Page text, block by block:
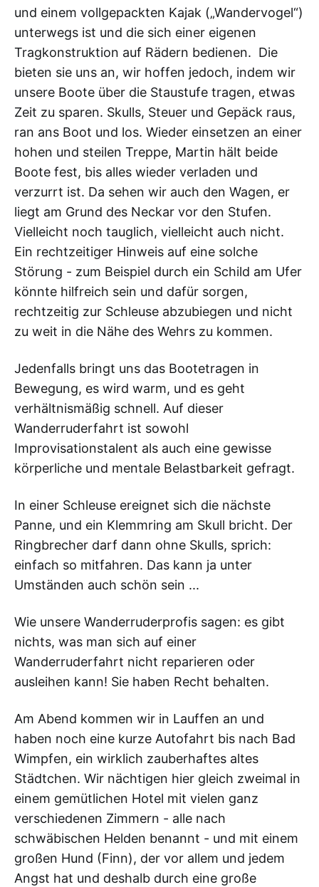
und einem vollgepackten Kajak („Wandervogel“)
unterwegs ist und die sich einer eigenen
Tragkonstruktion auf Rädern bedienen. Die
bieten sie uns an, wir hoffen jedoch, indem wir
unsere Boote über die Staustufe tragen, etwas
Zeit zu sparen. Skulls, Steuer und Gepäck raus,
ran ans Boot und los. Wieder einsetzen an einer
hohen und steilen Treppe, Martin hält beide
Boote fest, bis alles wieder verladen und
verzurrt ist. Da sehen wir auch den Wagen, er
liegt am Grund des Neckar vor den Stufen.
Vielleicht noch tauglich, vielleicht auch nicht.
Ein rechtzeitiger Hinweis auf eine solche
Störung - zum Beispiel durch ein Schild am Ufer
könnte hilfreich sein und dafür sorgen,
rechtzeitig zur Schleuse abzubiegen und nicht
zu weit in die Nähe des Wehrs zu kommen.
Jedenfalls bringt uns das Bootetragen in
Bewegung, es wird warm, und es geht
verhältnismäßig schnell. Auf dieser
Wanderruderfahrt ist sowohl
Improvisationstalent als auch eine gewisse
körperliche und mentale Belastbarkeit gefragt.
In einer Schleuse ereignet sich die nächste
Panne, und ein Klemmring am Skull bricht. Der
Ringbrecher darf dann ohne Skulls, sprich:
einfach so mitfahren. Das kann ja unter
Umständen auch schön sein ...
Wie unsere Wanderruderprofis sagen: es gibt
nichts, was man sich auf einer
Wanderruderfahrt nicht reparieren oder
ausleihen kann! Sie haben Recht behalten.
Am Abend kommen wir in Lauffen an und
haben noch eine kurze Autofahrt bis nach Bad
Wimpfen, ein wirklich zauberhaftes altes
Städtchen. Wir nächtigen hier gleich zweimal in
einem gemütlichen Hotel mit vielen ganz
verschiedenen Zimmern - alle nach
schwäbischen Helden benannt - und mit einem
großen Hund (Finn), der vor allem und jedem
Angst hat und deshalb durch eine große